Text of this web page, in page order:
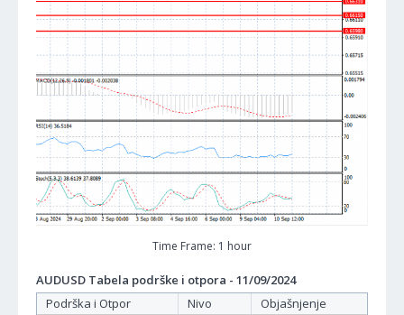
Time Frame: 1 hour
AUDUSD Tabela podrške i otpora - 11/09/2024
Podrška i Otpor
Nivo
Objašnjenje